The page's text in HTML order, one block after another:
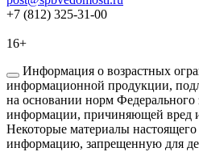
+7 (812) 325-31-00
16+
Информация о возрастных
информационной продукции,
на основании норм Федерального
информации, причиняющей вред
Некоторые материалы настоящего
информацию, запрещенную для